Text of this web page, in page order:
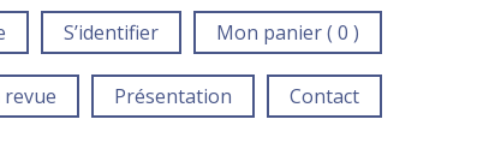
S’identifier Mon panier ( 0 )
revue Présentation Contact